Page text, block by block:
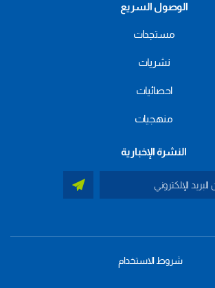
الوصول السريع
مستجدات
نشريات
احصائيات
منهجيات
النشرة الإخبارية
شروط الاستخدام